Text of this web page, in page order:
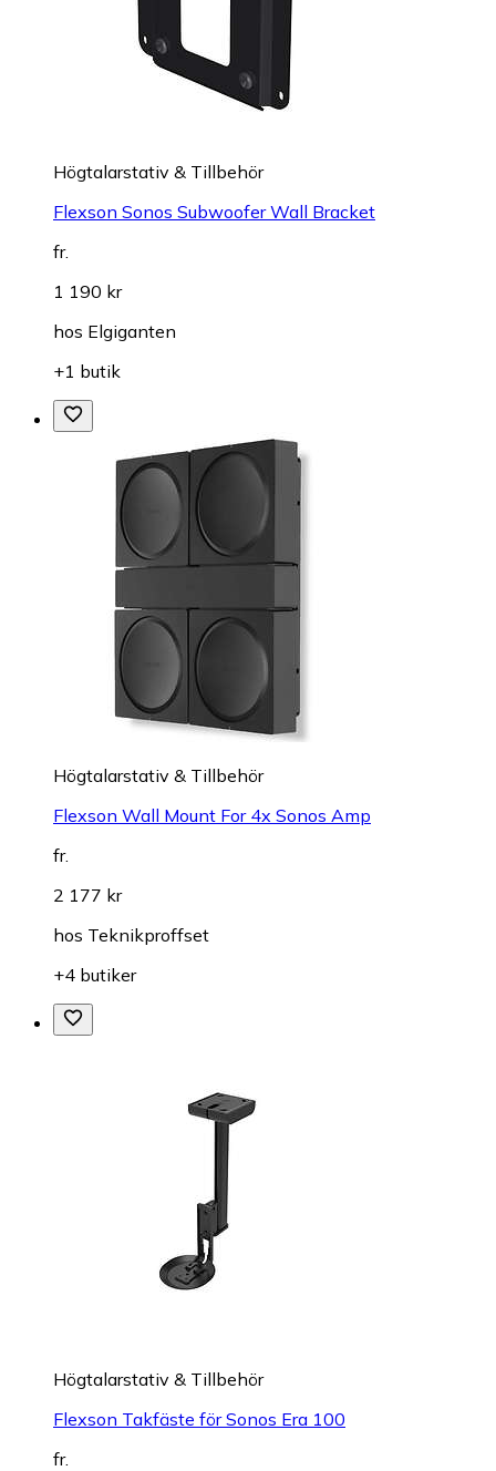
Högtalarstativ & Tillbehör
Flexson Sonos Subwoofer Wall Bracket
fr.
1 190 kr
hos Elgiganten
+1 butik
Högtalarstativ & Tillbehör
Flexson Wall Mount For 4x Sonos Amp
fr.
2 177 kr
hos Teknikproffset
+4 butiker
Högtalarstativ & Tillbehör
Flexson Takfäste för Sonos Era 100
fr.